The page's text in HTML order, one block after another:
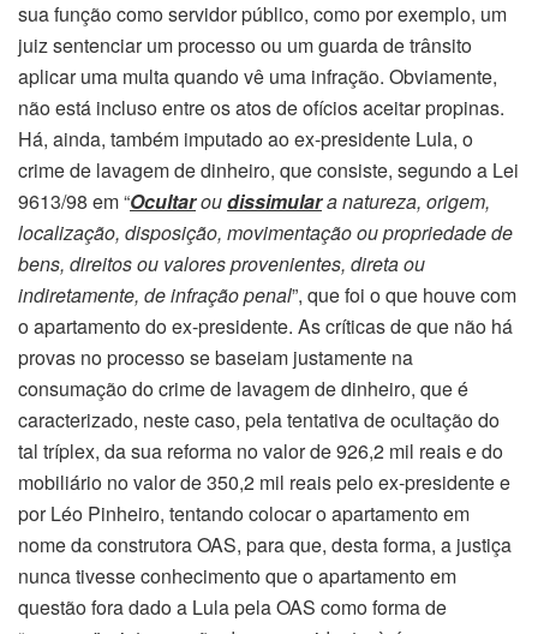
sua função como servidor público, como por exemplo, um
juiz sentenciar um processo ou um guarda de trânsito
aplicar uma multa quando vê uma infração. Obviamente,
não está incluso entre os atos de ofícios aceitar propinas.
Há, ainda, também imputado ao ex-presidente Lula, o
crime de lavagem de dinheiro, que consiste, segundo a Lei
9613/98 em “Ocultaroudissimulara natureza, origem,
localização, disposição, movimentação ou propriedade de
bens, direitos ou valores provenientes, direta ou
indiretamente, de infração penal”, que foi o que houve com
o apartamento do ex-presidente. As críticas de que não há
provas no processo se baseiam justamente na
consumação do crime de lavagem de dinheiro, que é
caracterizado, neste caso, pela tentativa de ocultação do
tal tríplex, da sua reforma no valor de 926,2 mil reais e do
mobiliário no valor de 350,2 mil reais pelo ex-presidente e
por Léo Pinheiro, tentando colocar o apartamento em
nome da construtora OAS, para que, desta forma, a justiça
nunca tivesse conhecimento que o apartamento em
questão fora dado a Lula pela OAS como forma de